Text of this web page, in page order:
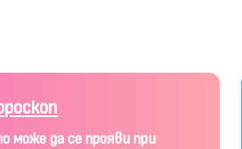
може да се прояви при